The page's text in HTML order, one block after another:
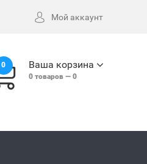
Мой аккаунт
0 Ваша корзина
0 товаров — 0